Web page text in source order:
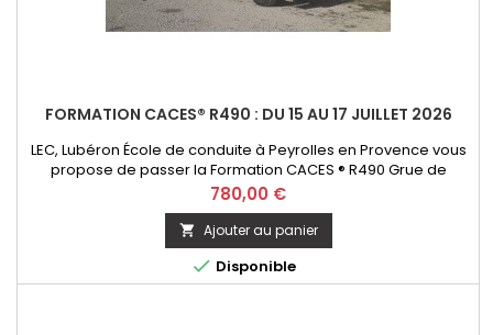
FORMATION CACES® R490 : DU 15 AU 17 JUILLET 2026
LEC, Lubéron École de conduite à Peyrolles en Provence vous
propose de passer la Formation CACES ® R490 Grue de
chargement - option télécommande. Initial ou Recyclage
Prix
780,00 €
 Ajouter au panier
 Disponible